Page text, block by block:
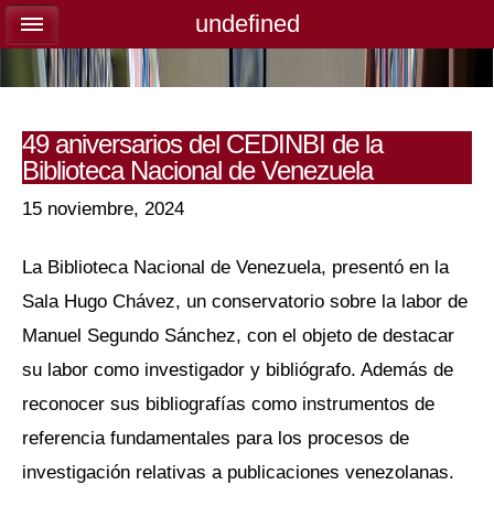
49 aniversarios del CEDINBI de la
Biblioteca Nacional de Venezuela
15 noviembre, 2024
La Biblioteca Nacional de Venezuela, presentó en la
Sala Hugo Chávez, un conservatorio sobre la labor de
Manuel Segundo Sánchez, con el objeto de destacar
su labor como investigador y bibliógrafo. Además de
reconocer sus bibliografías como instrumentos de
referencia fundamentales para los procesos de
investigación relativas a publicaciones venezolanas.
undefined
undefined